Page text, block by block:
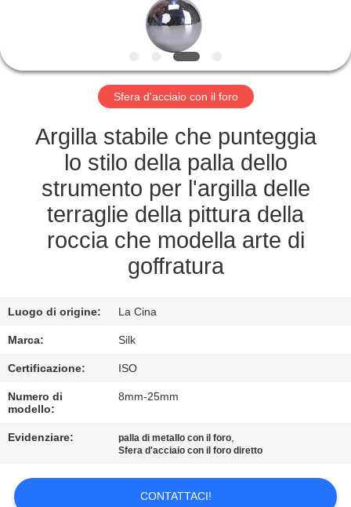
QUALITÀ
CONTATTICI
NOTIZIE
CASI
RICHIEDA
CITAZIONE
SITO
POLICY
Sfera d'acciaio con il foro
Argilla stabile che punteggia
lo stilo della palla dello
strumento per l'argilla delle
terraglie della pittura della
roccia che modella arte di
goffratura
Luogo di origine: La Cina
Marca: Silk
Certificazione: ISO
Numero di
modello:
8mm-25mm
Evidenziare: palla di metallo con il foro,
Sfera d'acciaio con il foro diretto
CONTATTACI!